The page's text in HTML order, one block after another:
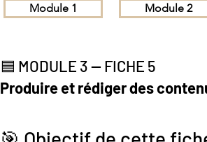
Module 1 Module 2
🟦 MODULE 3 — FICHE 5
Produire et rédiger des